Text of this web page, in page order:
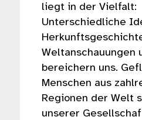
liegt in der Vielfalt:
Unterschiedliche
Weltanschauungen
bereichern uns.
Menschen aus
Regionen der Welt
unserer